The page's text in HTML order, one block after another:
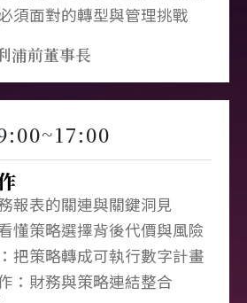
須面對的轉型與管理挑戰
浦前董事長
報表的關連與關鍵洞見
懂策略選擇背後代價與風險
把策略轉成可執行數字計畫
：財務與策略連結整合